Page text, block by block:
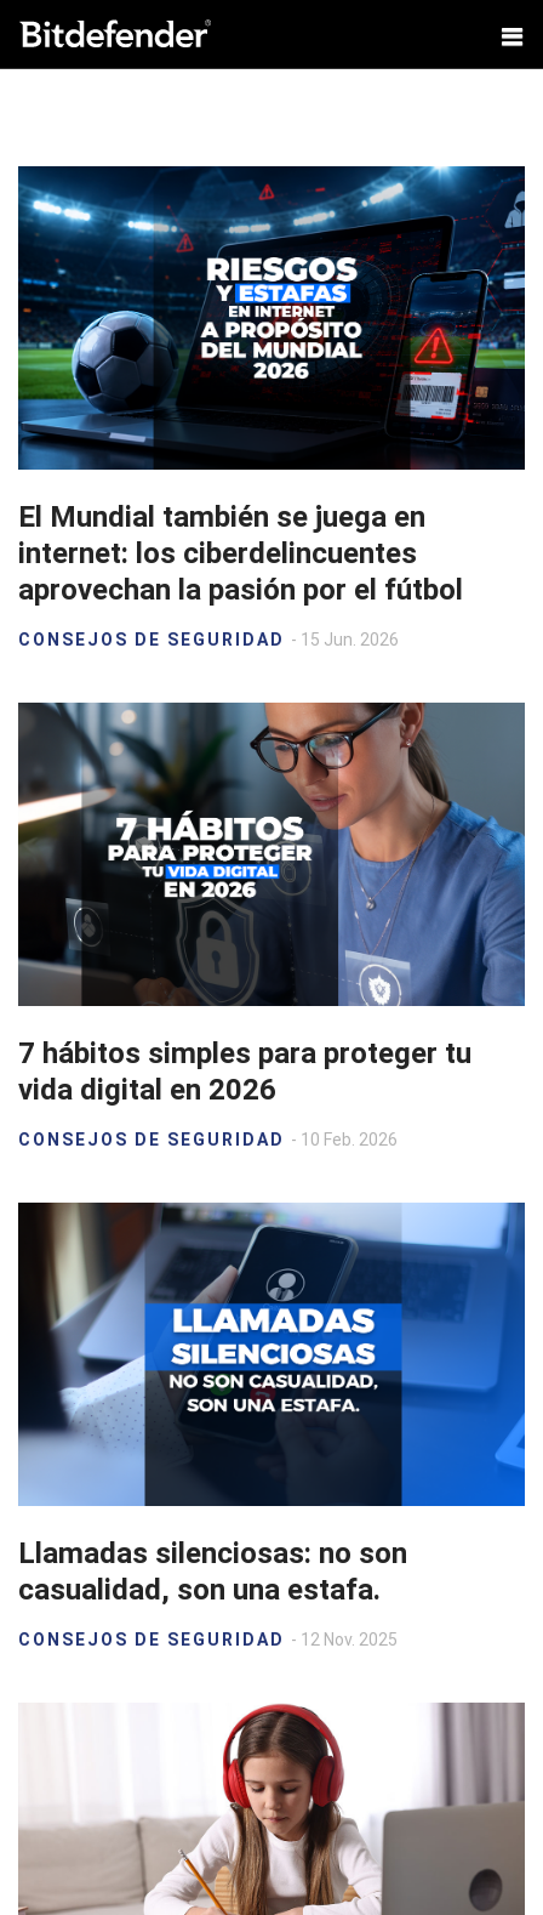
El Mundial también se juega en
internet: los ciberdelincuentes
aprovechan la pasión por el fútbol
CONSEJOS DE SEGURIDAD - 15 Jun. 2026
7 hábitos simples para proteger tu
vida digital en 2026
CONSEJOS DE SEGURIDAD - 10 Feb. 2026
Llamadas silenciosas: no son
casualidad, son una estafa.
CONSEJOS DE SEGURIDAD - 12 Nov. 2025